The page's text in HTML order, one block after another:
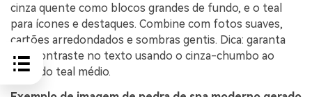
cinza quente como blocos grandes de fundo, e o teal
para ícones e destaques. Combine com fotos suaves,
cartões arredondados e sombras gentis. Dica: garanta
alto contraste no texto usando o cinza-chumbo ao
invés do teal médio.